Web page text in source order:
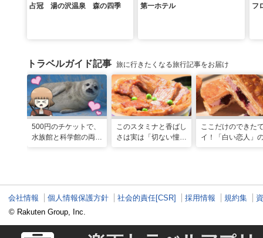
占冠 湯の沢温泉 森の四季 第一ホテル フ
トラベルガイド記事 旅に行きたくなる旅行記事をお届け
500円のチケットで、
水族館と科学館の両方
このスタミナと香ばし
さは実は「切ない憧
ここだけのできた
イ！「白い恋人」
会社情報 個人情報保護方針 社会的責任[CSR] 採用情報 規約集
© Rakuten Group, Inc.